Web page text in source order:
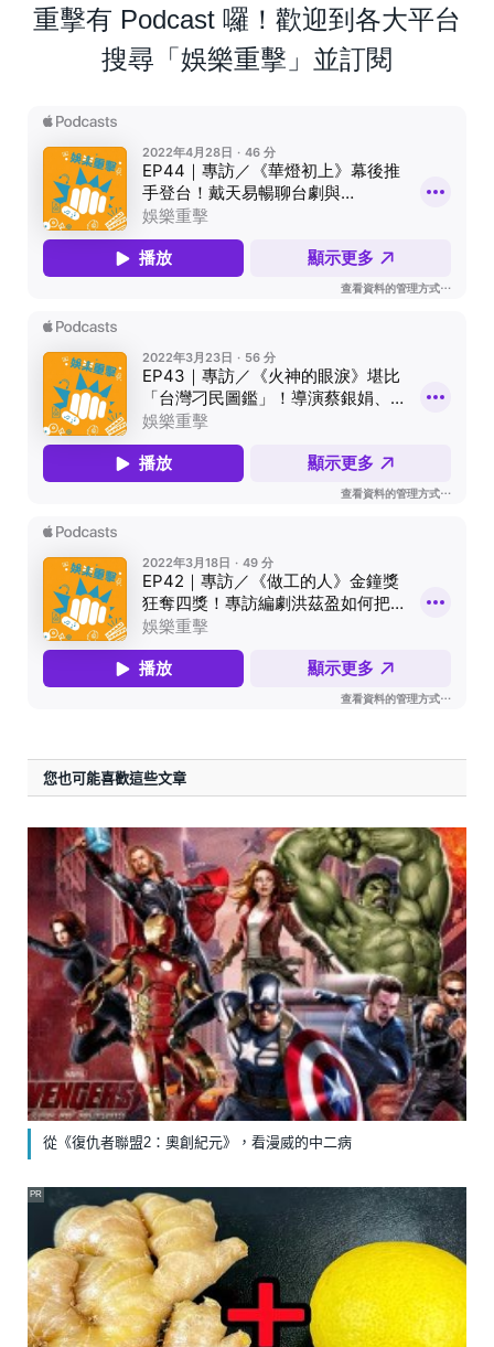
重擊有 Podcast 囉！歡迎到各大平台
搜尋「娛樂重擊」並訂閱
您也可能喜歡這些文章
從《復仇者聯盟2：奧創紀元》，看漫威的中二病
PR